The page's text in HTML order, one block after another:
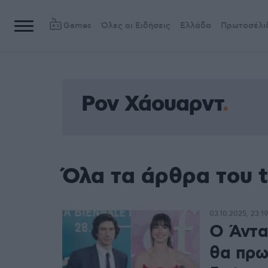
Games Όλες οι Ειδήσεις Ελλάδα
Ρον Χάουαρντ
Όλα τα άρθρα του
Ο
θα
03.10.2025, 23:19